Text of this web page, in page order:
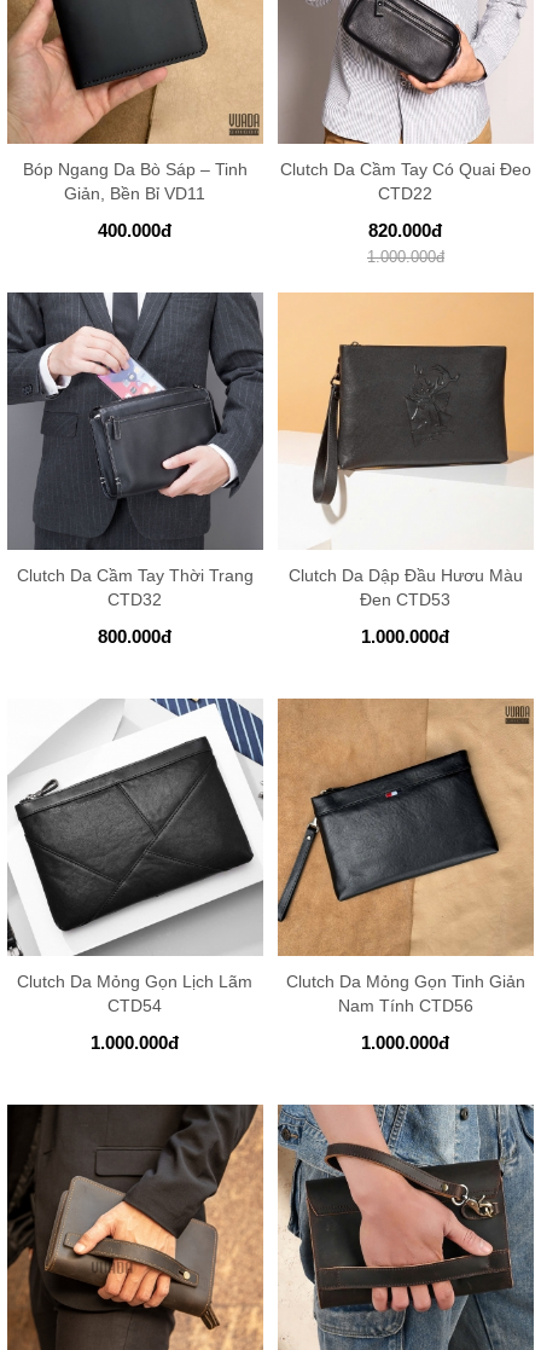
Bóp Ngang Da Bò Sáp – Tinh
Giản, Bền Bỉ VD11
400.000đ
Clutch Da Cầm Tay Có Quai Đeo
CTD22
820.000đ
1.000.000đ
Clutch Da Cầm Tay Thời Trang
CTD32
800.000đ
Clutch Da Dập Đầu Hươu Màu
Đen CTD53
1.000.000đ
Clutch Da Mỏng Gọn Lịch Lãm
CTD54
1.000.000đ
Clutch Da Mỏng Gọn Tinh Giản
Nam Tính CTD56
1.000.000đ